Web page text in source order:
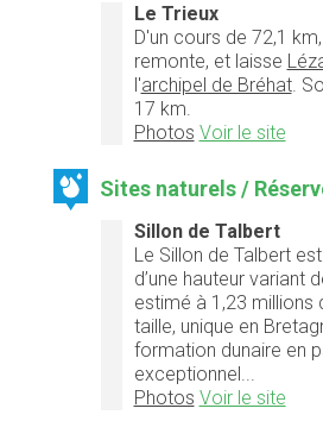
Le Trieux
D'un cours de 72,1
remonte, et laisse
l'archipel de Bréhat.
17 km.
Photos Voir le site
Sites naturels /
Sillon de Talbert
Le Sillon de Talbert
d’une hauteur variant
estimé à 1,23 millions
taille, unique en
formation dunaire en
exceptionnel...
Photos Voir le site